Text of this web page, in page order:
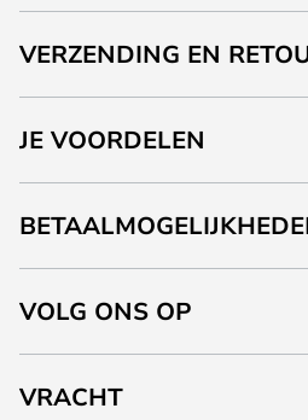
VERZENDING EN
JE VOORDELEN
VOLG ONS OP
VRACHT